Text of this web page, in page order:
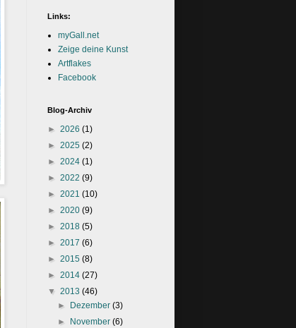
Links:
myGall.net
Zeige deine Kunst
Artflakes
Facebook
Blog-Archiv
► 2026 (1)
► 2025 (2)
► 2024 (1)
► 2022 (9)
► 2021 (10)
► 2020 (9)
► 2018 (5)
► 2017 (6)
► 2015 (8)
► 2014 (27)
▼ 2013 (46)
► Dezember(3)
► November(6)